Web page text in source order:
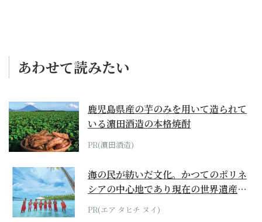
あわせて読みたい
鹿児島県産の芋のみを用いて造られて
いる濵田酒造の本格焼酎
PR(濵田酒造)
海の民が紡いだ文化。かつてのポリネ
シアの中心地であり現在の世界遺産か
らみえてくる...
PR(エア タヒチ ヌイ)